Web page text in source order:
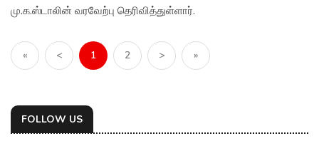
மு.க.ஸ்டாலின் வரவேற்பு தெரிவித்துள்ளார்.
« < 1 2 > »
FOLLOW US